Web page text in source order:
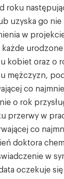
roku
uzyska go
w
każde
kobiet oraz o
mężczyzn,
co
o rok
przerwy w
co
doktora
w
oczekuje